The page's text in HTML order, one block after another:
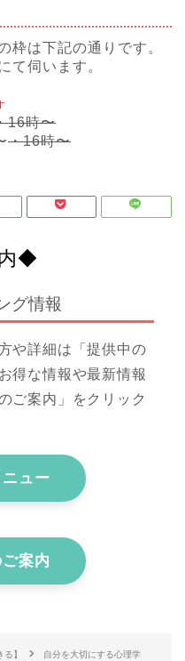
枠は下記の通りです。
て伺います。
16時〜
・16時〜
◆
グ情報
や詳細は「提供中の
得な情報や最新情報
ご案内」をクリック
ュー
案内
】
自分を大切にする心理学